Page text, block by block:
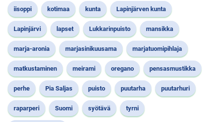
iisoppi kotimaa kunta Lapinjärven kunta
Lapinjärvi lapset Lukkarinpuisto mansikka
marja-aronia marjasinikuusama marjatuomipihlaja
matkustaminen meirami oregano pensasmustikka
perhe Pia Saljas puisto puutarha puutarhuri
raparperi Suomi syötävä tyrni